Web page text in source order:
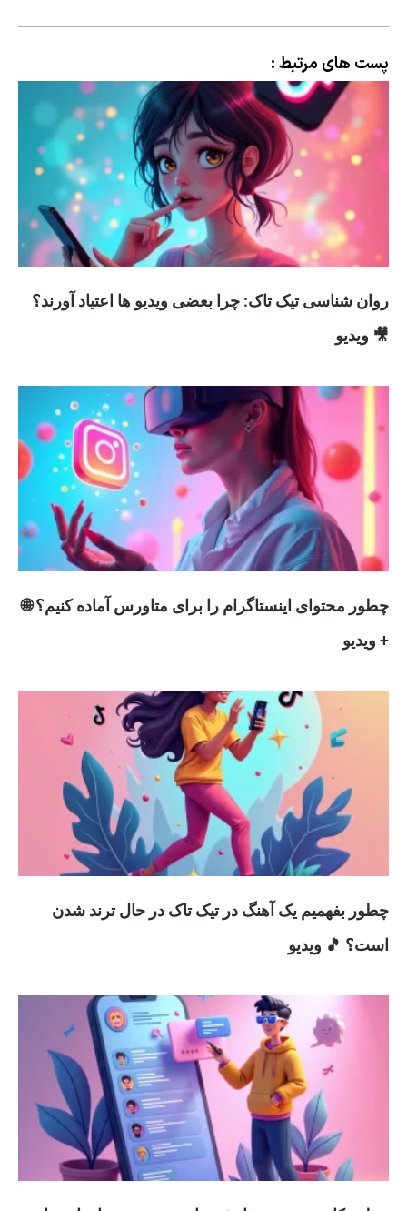
پست های مرتبط :
روان شناسی تیک تاک: چرا بعضی ویدیو ها اعتیاد آورند؟
🎥 ویدیو
چطور محتوای اینستاگرام را برای متاورس آماده کنیم؟ 🌐
+ ویدیو
چطور بفهمیم یک آهنگ در تیک تاک در حال ترند شدن
است؟ 🎵 ویدیو